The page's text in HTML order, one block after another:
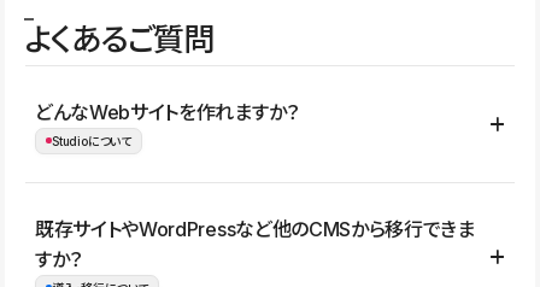
よくあるご質問
どんなWebサイトを作れますか？
Studioについて
コーポレートサイト、サービスサイト、LP、採用サイト、ブロ
グ・メディア、イベントサイト、店舗・商品紹介サイト、ポートフ
既存サイトやWordPressなど他のCMSから移行できま
すか？